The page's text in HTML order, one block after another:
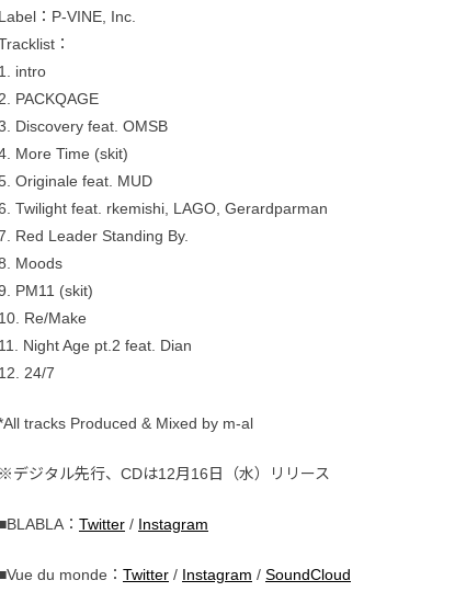
Label：P-VINE, Inc.
：
1. intro
2. PACKQAGE
Discovery feat. OMSB
More Time (skit)
Originale feat. MUD
Twilight feat. rkemishi, LAGO, Gerardparman
Red Leader Standing By.
Moods
PM11 (skit)
10. Re/Make
11. Night Age pt.2 feat. Dian
12. 24/7
tracks Produced & Mixed by m-al
※デジタル先行、CDは12月16日（水）リリース
： Twitter / Instagram
du monde： Twitter / Instagram / SoundCloud